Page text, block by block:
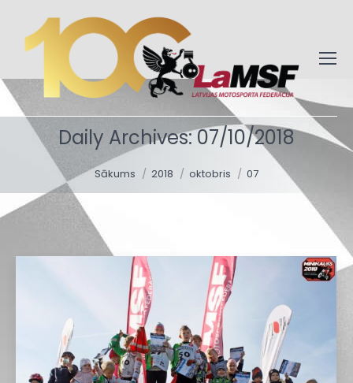
Daily Archives:07/10/2018
You are here:
Sākums 2018 oktobris 07